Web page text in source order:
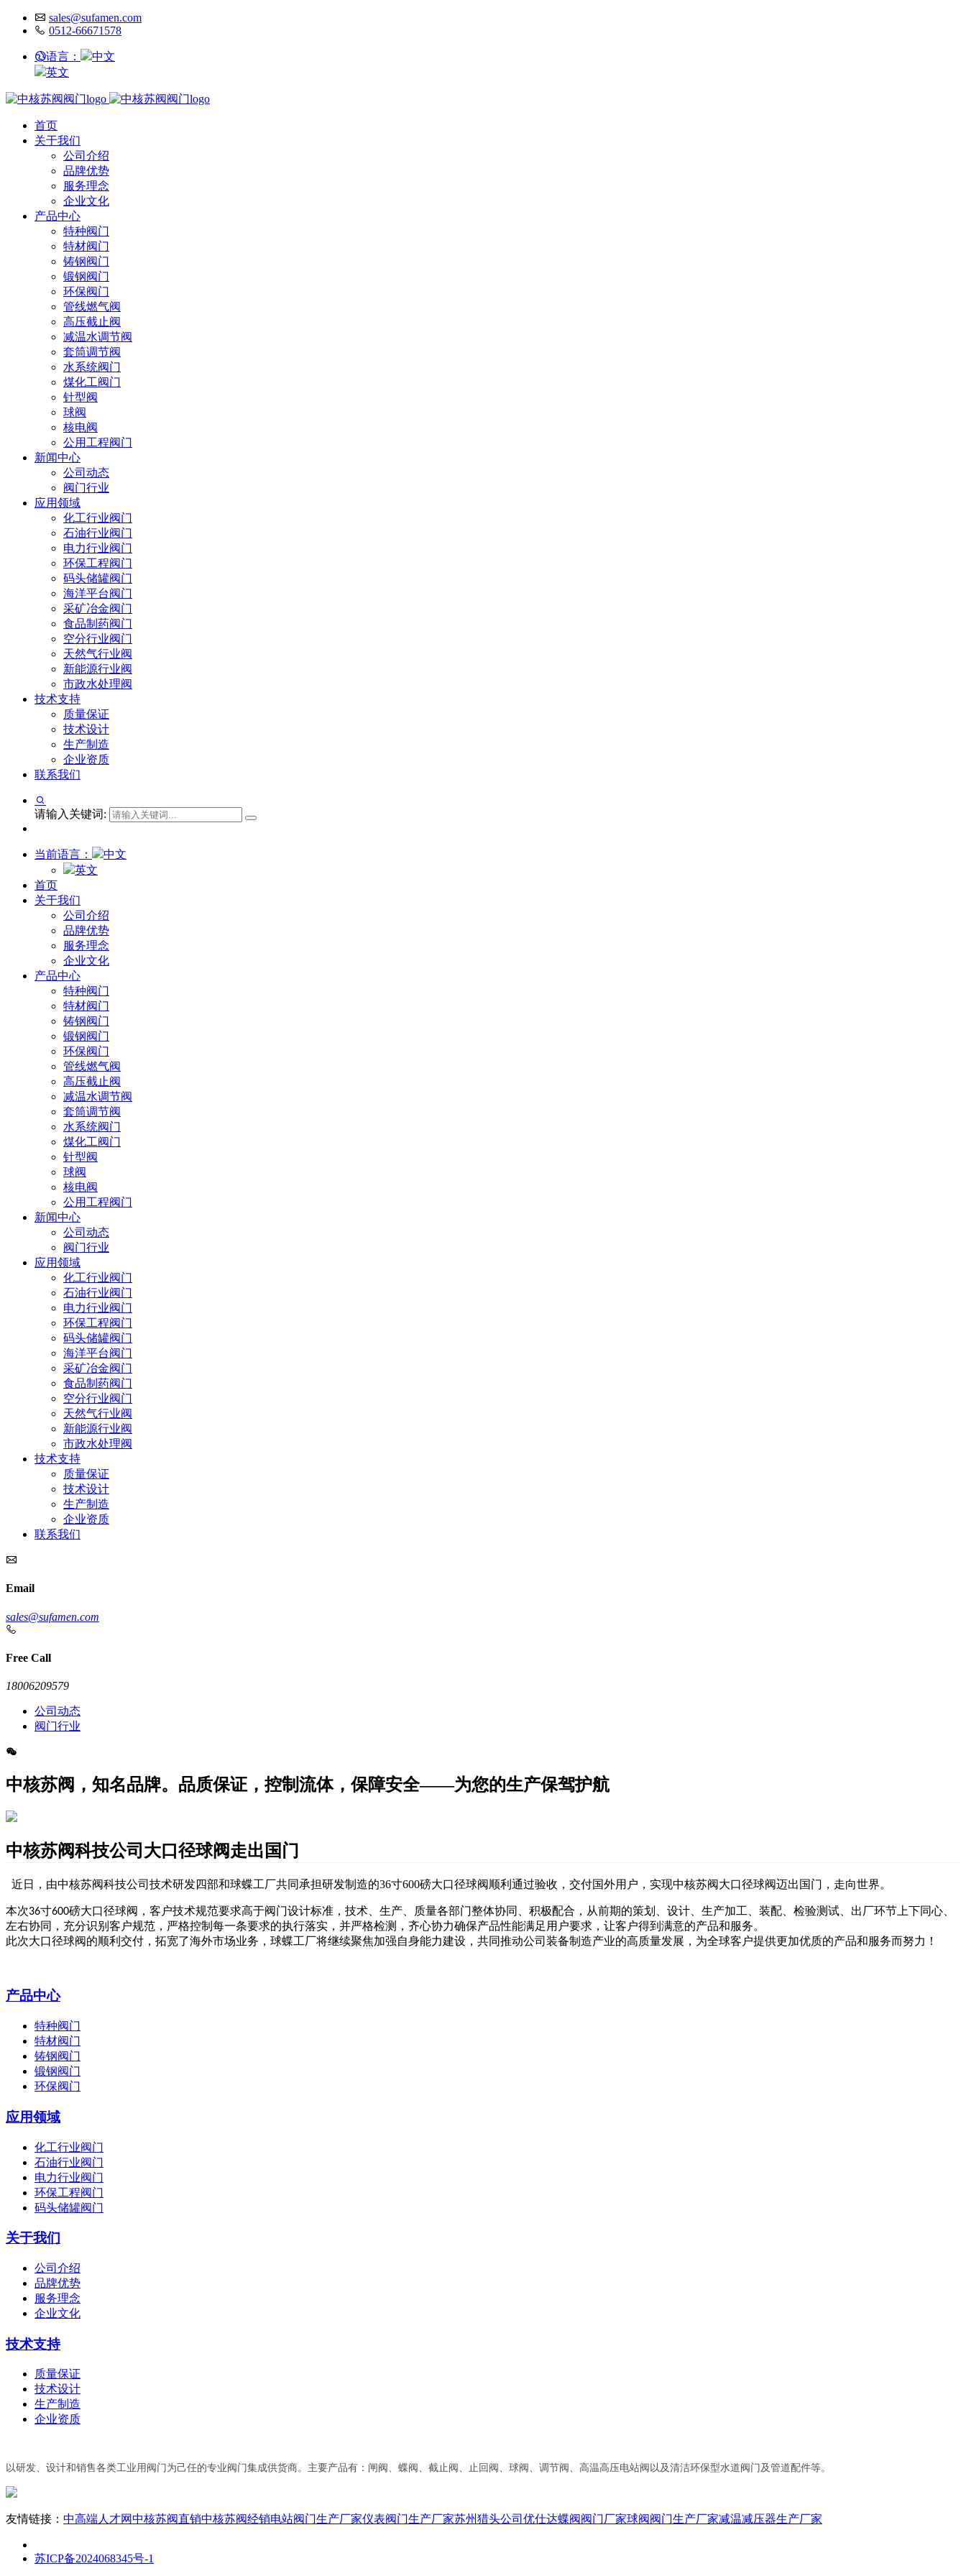
sales@sufamen.com
0512-66671578
语言：
中文
英文
首页
关于我们
公司介绍
品牌优势
服务理念
企业文化
产品中心
特种阀门
特材阀门
铸钢阀门
锻钢阀门
环保阀门
管线燃气阀
高压截止阀
减温水调节阀
套筒调节阀
水系统阀门
煤化工阀门
针型阀
球阀
核电阀
公用工程阀门
新闻中心
公司动态
阀门行业
应用领域
化工行业阀门
石油行业阀门
电力行业阀门
环保工程阀门
码头储罐阀门
海洋平台阀门
采矿冶金阀门
食品制药阀门
空分行业阀门
天然气行业阀
新能源行业阀
市政水处理阀
技术支持
质量保证
技术设计
生产制造
企业资质
联系我们
请输入关键词:
当前语言：
中文
英文
首页
关于我们
公司介绍
品牌优势
服务理念
企业文化
产品中心
特种阀门
特材阀门
铸钢阀门
锻钢阀门
环保阀门
管线燃气阀
高压截止阀
减温水调节阀
套筒调节阀
水系统阀门
煤化工阀门
针型阀
球阀
核电阀
公用工程阀门
新闻中心
公司动态
阀门行业
应用领域
化工行业阀门
石油行业阀门
电力行业阀门
环保工程阀门
码头储罐阀门
海洋平台阀门
采矿冶金阀门
食品制药阀门
空分行业阀门
天然气行业阀
新能源行业阀
市政水处理阀
技术支持
质量保证
技术设计
生产制造
企业资质
联系我们
Email
sales@sufamen.com
Free Call
18006209579
公司动态
阀门行业
中核苏阀，知名品牌。品质保证，控制流体，保障安全——为您的生产保驾护航
中核苏阀科技公司大口径球阀走出国门
近日，由中核苏阀科技公司 技术研发四部和球蝶工厂共同承担研发制造的36寸600磅大口径球阀顺利通过验收，交付国外用户，实现中核苏阀大口径球阀迈出国门，走向世界。
本次36寸600磅大口径球阀，客户技术规范要求高于阀门设计标准，技术、生产、质量各部门整体协同、积极配合，从前期的策划、设计、生产加工、装配、检验测试、出厂环节上下同心、
左右协同，充分识别客户规范，严格控制每一条要求的执行落实，并严格检测，齐心协力确保产品性能满足用户要求，让客户得到满意的产品和服务。
此次大口径球阀的顺利交付，拓宽了海外市场业务，球蝶工厂将继续聚焦加强自身能力建设，共同推动公司装备制造产业的高质量发展，为全球客户提供更加优质的产品和服务而努力！
产品中心
特种阀门
特材阀门
铸钢阀门
锻钢阀门
环保阀门
应用领域
化工行业阀门
石油行业阀门
电力行业阀门
环保工程阀门
码头储罐阀门
关于我们
公司介绍
品牌优势
服务理念
企业文化
技术支持
质量保证
技术设计
生产制造
企业资质
以研发、设计和销售各类工业用阀门为己任的专业阀门集成供货商。主要产品有：闸阀、蝶阀、截止阀、止回阀、球阀、调节阀、高温高压电站阀以及清洁环保型水道阀门及管道配件等。
友情链接： 中高端人才网中核苏阀直销中核苏阀经销电站阀门生产厂家仪表阀门生产厂家苏州猎头公司优仕达蝶阀阀门厂家球阀阀门生产厂家减温减压器生产厂家
苏ICP备2024068345号-1